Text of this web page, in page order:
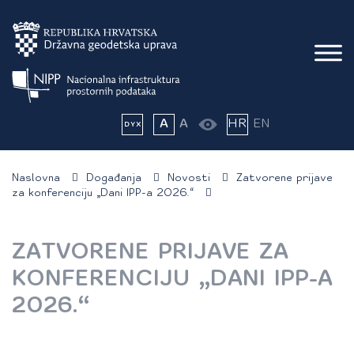
A A HR EN
Naslovna Događanja Novosti
Zatvorene prijave
za konferenciju „Dani IPP-a 2026.“
ZATVORENE PRIJAVE ZA
KONFERENCIJU „DANI IPP-A
2026.“